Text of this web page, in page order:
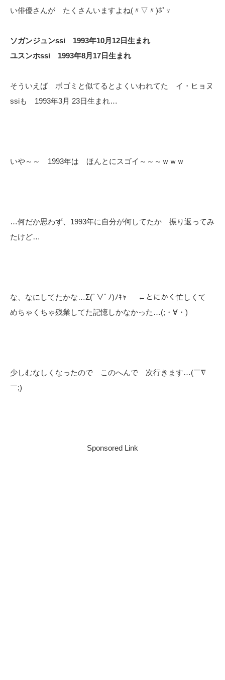
い俳優さんが たくさんいますよね(〃▽〃)ﾎﾟｯ
ソガンジュンssi 1993年10月12日生まれ
ユスンホssi 1993年8月17日生まれ
そういえば ボゴミと似てるとよくいわれてた イ・ヒョヌ
ssiも 1993年3月 23日生まれ…
いや～～ 1993年は ほんとにスゴイ～～～ｗｗｗ
…何だか思わず、1993年に自分が何してたか 振り返ってみ
たけど…
な、なにしてたかな…Σ(ﾟ∀ﾟﾉ)ﾉｷｬｰ ←とにかく忙しくて
めちゃくちゃ残業してた記憶しかなかった…(;・∀・)
少しむなしくなったので このへんで 次行きます…(￣∇
￣;)
Sponsored Link